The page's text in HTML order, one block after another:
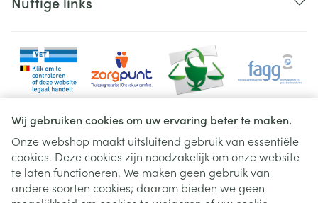
Wij gebruiken cookies om uw ervaring beter te maken.
Onze webshop maakt uitsluitend gebruik van essentiële
cookies. Deze cookies zijn noodzakelijk om onze website
te laten functioneren. We maken geen gebruik van
andere soorten cookies; daarom bieden we geen
Juridische links